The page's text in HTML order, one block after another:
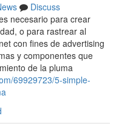
Discuss
necesario para crear
o para rastrear al
con fines de advertising
y componentes que
de la pluma
69929723/5-simple-